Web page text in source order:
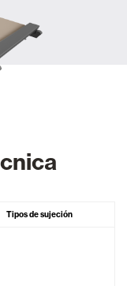
Tipos de sujeción